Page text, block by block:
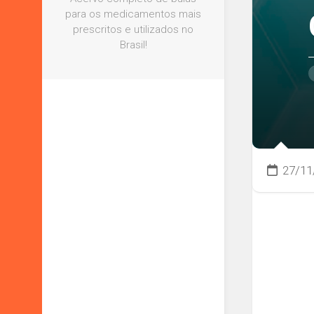
para os medicamentos mais
prescritos e utilizados no
Brasil!
27/